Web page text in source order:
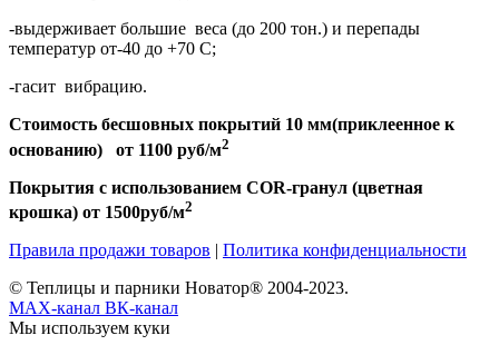
-выдерживает большие веса (до 200 тон.) и перепады
температур от-40 до +70 С;
-гасит вибрацию.
Стоимость бесшовных покрытий 10 мм(приклеенное к
основанию) от 1100 руб/м2
Покрытия с использованием COR-гранул (цветная
крошка) от 1500руб/м2
Правила продажи товаров | Политика конфиденциальности
© Теплицы и парники Новатор® 2004-2023.
MAX-канал ВК-канал
Мы используем куки